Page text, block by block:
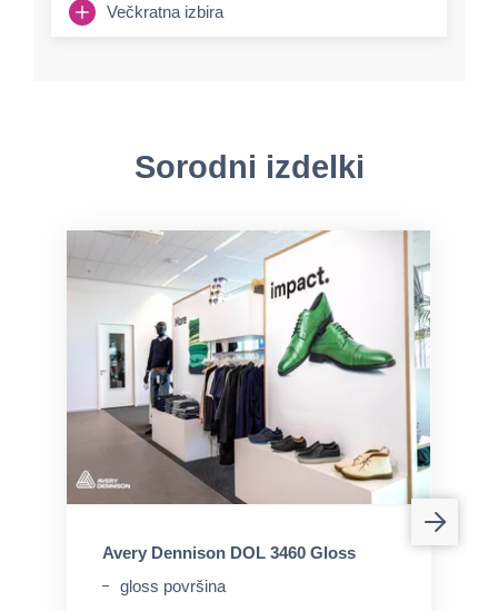
Večkratna izbira
Sorodni izdelki
Avery Dennison DOL 3460 Gloss
gloss površina